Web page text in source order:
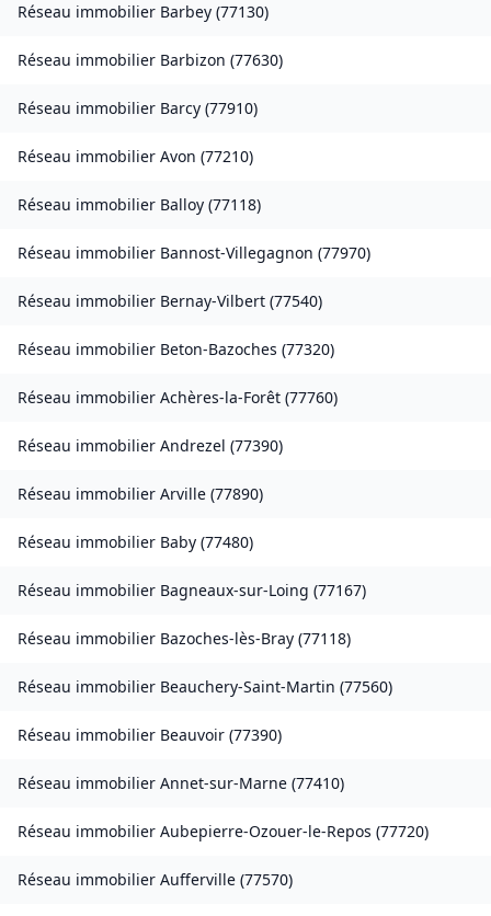
Réseau immobilier Barbey (77130)
Réseau immobilier Barbizon (77630)
Réseau immobilier Barcy (77910)
Réseau immobilier Avon (77210)
Réseau immobilier Balloy (77118)
Réseau immobilier Bannost-Villegagnon (77970)
Réseau immobilier Bernay-Vilbert (77540)
Réseau immobilier Beton-Bazoches (77320)
Réseau immobilier Achères-la-Forêt (77760)
Réseau immobilier Andrezel (77390)
Réseau immobilier Arville (77890)
Réseau immobilier Baby (77480)
Réseau immobilier Bagneaux-sur-Loing (77167)
Réseau immobilier Bazoches-lès-Bray (77118)
Réseau immobilier Beauchery-Saint-Martin (77560)
Réseau immobilier Beauvoir (77390)
Réseau immobilier Annet-sur-Marne (77410)
Réseau immobilier Aubepierre-Ozouer-le-Repos (77720)
Réseau immobilier Aufferville (77570)